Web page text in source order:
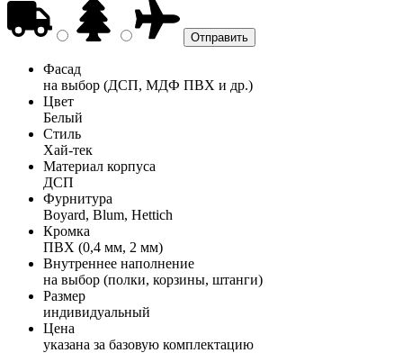
Фасад
на выбор (ДСП, МДФ ПВХ и др.)
Цвет
Белый
Стиль
Хай-тек
Материал корпуса
ДСП
Фурнитура
Boyard, Blum, Hettich
Кромка
ПВХ (0,4 мм, 2 мм)
Внутреннее наполнение
на выбор (полки, корзины, штанги)
Размер
индивидуальный
Цена
указана за базовую комплектацию